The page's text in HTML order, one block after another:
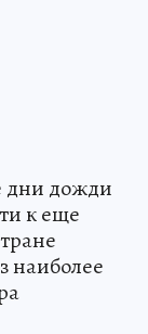
дни дожди
к еще
наиболее